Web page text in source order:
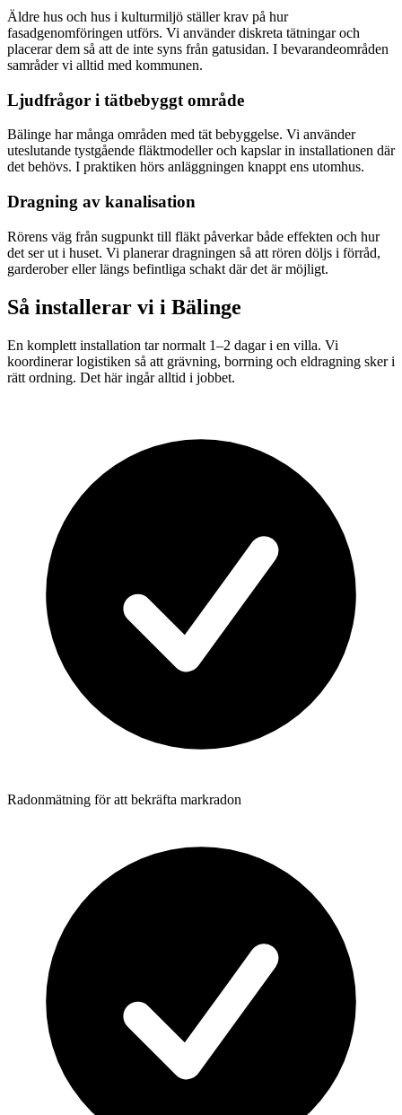
Äldre hus och hus i kulturmiljö ställer krav på hur
fasadgenomföringen utförs. Vi använder diskreta tätningar och
placerar dem så att de inte syns från gatusidan. I bevarandeområden
samråder vi alltid med kommunen.
Ljudfrågor i tätbebyggt område
Bälinge har många områden med tät bebyggelse. Vi använder
uteslutande tystgående fläktmodeller och kapslar in installationen där
det behövs. I praktiken hörs anläggningen knappt ens utomhus.
Dragning av kanalisation
Rörens väg från sugpunkt till fläkt påverkar både effekten och hur
det ser ut i huset. Vi planerar dragningen så att rören döljs i förråd,
garderober eller längs befintliga schakt där det är möjligt.
Så installerar vi i Bälinge
En komplett installation tar normalt 1–2 dagar i en villa. Vi
koordinerar logistiken så att grävning, borrning och eldragning sker i
rätt ordning. Det här ingår alltid i jobbet.
Radonmätning för att bekräfta markradon